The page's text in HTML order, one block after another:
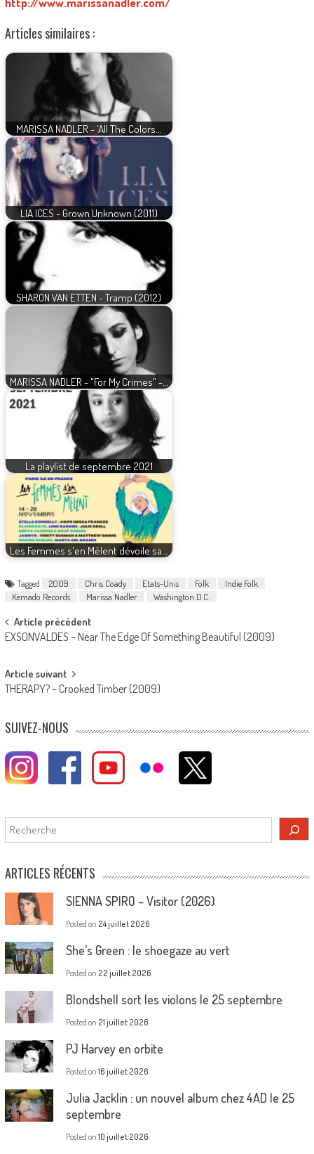
Articles similaires :
MARISSA NADLER - 'All The Colors…
LIA ICES - Grown Unknown (2011)
SHARON VAN ETTEN - Tramp (2012)
MARISSA NADLER - "For My Crimes" -…
La playlist de septembre 2021
Les Femmes s'en Mêlent dévoile sa…
Tagged 2009 Chris Coady Etats-Unis Folk
Indie Folk
Kemado Records
Marissa Nadler Washington D.C.
Post
navigation
Article précédent
EXSONVALDES – Near The Edge Of Something Beautiful (2009)
Article suivant
THERAPY? – Crooked Timber (2009)
SUIVEZ-NOUS
Rechercher
ARTICLES RÉCENTS
SIENNA SPIRO – Visitor (2026)
Posted on 24 juillet 2026
She’s Green : le shoegaze au vert
Posted on 22 juillet 2026
Blondshell sort les violons le 25 septembre
Posted on 21 juillet 2026
PJ Harvey en orbite
Posted on 16 juillet 2026
Julia Jacklin : un nouvel album chez 4AD le 25
septembre
Posted on 10 juillet 2026